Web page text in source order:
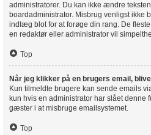
administratorer. Du kan ikke ændre
boardadministrator. Misbrug venligst ikke
indlæg blot for at forøge din rang. De
en redaktør eller administrator vil
Top
Når jeg klikker på en brugers email,
Kun tilmeldte brugere kan sende emails
kun hvis en administrator har slået denne
gæster i at misbruge emailsystemet.
Top